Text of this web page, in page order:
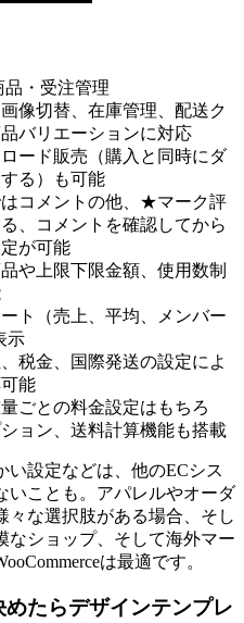
品・受注管理
像切替、在庫管理、配送ク
バリエーションに対応
ード販売（購入と同時にダ
る）も可能
コメントの他、★マーク評
、コメントを確認してから
が可能
や上限下限金額、使用数制
ト（売上、平均、メンバー
示
税金、国際発送の設定によ
能
ごとの料金設定はもちろ
ョン、送料計算機能も搭載
設定などは、他のECシス
いことも。アパレルやオーダ
々な選択肢がある場合、そし
なショップ、そして海外マー
は最適です。
たらデザインテンプレ